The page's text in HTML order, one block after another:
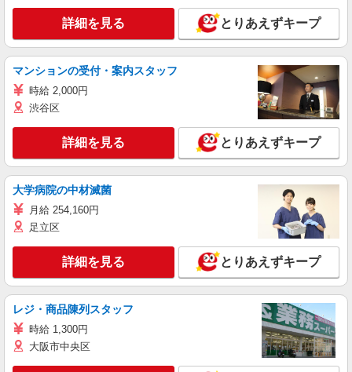
詳細を見る とりあえずキープ
マンションの受付・案内スタッフ
時給 2,000円
渋谷区
詳細を見る とりあえずキープ
大学病院の中材滅菌
月給 254,160円
足立区
詳細を見る とりあえずキープ
レジ・商品陳列スタッフ
時給 1,300円
大阪市中央区